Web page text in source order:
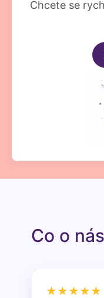
Chcete se
Co o
★★★★★